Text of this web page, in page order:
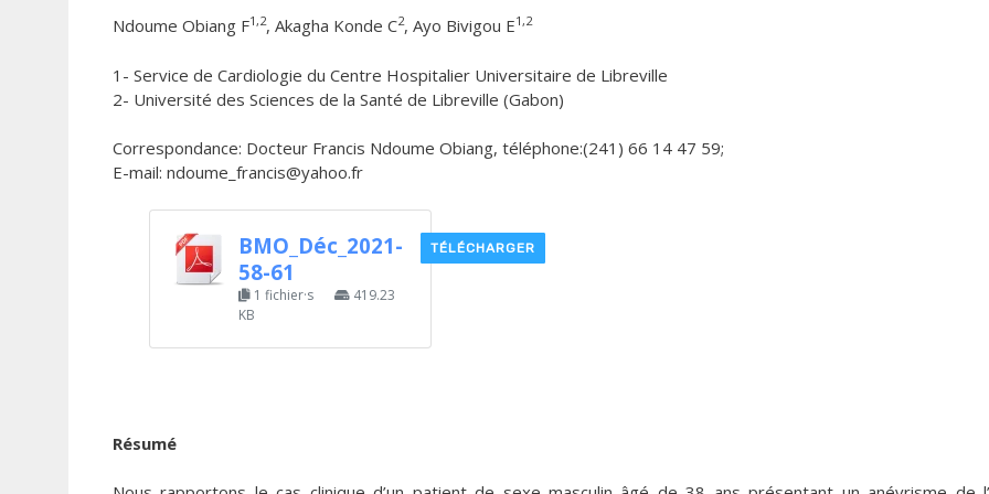
Ndoume Obiang F1,2, Akagha Konde C2, Ayo Bivigou E1,2
1- Service de Cardiologie du Centre Hospitalier Universitaire de Libreville
2- Université des Sciences de la Santé de Libreville (Gabon)
Correspondance: Docteur Francis Ndoume Obiang, téléphone:(241) 66 14 47 59;
E-mail: ndoume_francis@yahoo.fr
BMO_Déc_2021-
58-61
1 fichier·s
419.23
KB
TÉLÉCHARGER
Résumé